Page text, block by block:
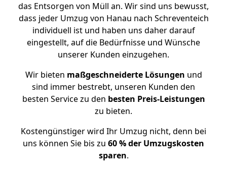
das Entsorgen von Müll an. Wir sind uns bewusst,
dass jeder Umzug von Hanau nach Schreventeich
individuell ist und haben uns daher darauf
eingestellt, auf die Bedürfnisse und Wünsche
unserer Kunden einzugehen.
Wir bieten maßgeschneiderte Lösungen und
sind immer bestrebt, unseren Kunden den
besten Service zu den besten Preis-Leistungen
zu bieten.
Kostengünstiger wird Ihr Umzug nicht, denn bei
uns können Sie bis zu 60 % der Umzugskosten
sparen.